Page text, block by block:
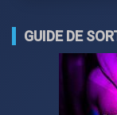
GUIDE DE